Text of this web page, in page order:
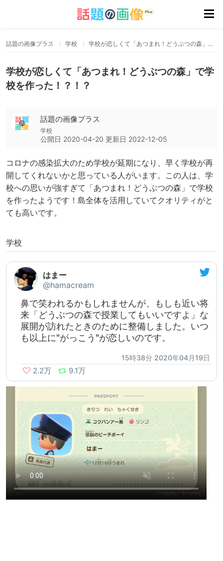
話題の画像プラス 学校 学校が恋しくて「あつまれ！どうぶつの森」で学校を作った！？！？
学校が恋しくて「あつまれ！どうぶつの森」で学
校を作った！？！？
話題の画像プラス
学校
公開日 2020-04-20 更新日 2022-12-05
コロナの感染拡大のため学校が延期になり、早く学校が再
開してくれないかと思っている人がいます。この人は、学
校への思いが強すぎて「あつまれ！どうぶつの森」で学校
を作ったようです！島全体を活用していてクオリティがと
ても高いです。
学校
はまー
@hamacream
鼻で笑われるかもしれませんが、もしも近い将
来「どうぶつの森で授業してもいいですよ」な
展開が訪れたときのために整備しました。いつ
も以上に"がっこう"が恋しいのです。
15時38分 2020年04月19日
2.2万 9.1万